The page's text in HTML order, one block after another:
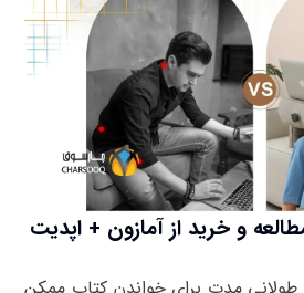
و خرید از آمازون + اپدیت